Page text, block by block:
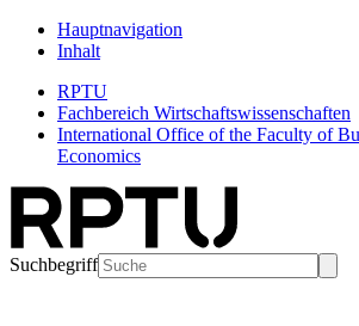
Hauptnavigation
Inhalt
RPTU
Fachbereich Wirtschaftswissenschaften
International Office of the Faculty of
Economics
Suchbegriff